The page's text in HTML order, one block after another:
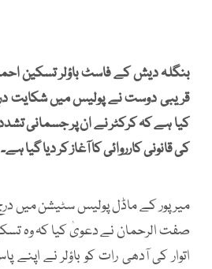
بنگلہ دیش کے فاسٹ باؤلر تسکین
قریبی دوست نے پولیس میں شکایت
کیا ہے کہ کرکٹر نے ان پر جسمانی
کی قانونی کارروائی کا آغاز کر دیا گیا ہے۔
میرپور کے ماڈل پولیس سٹیشن میں
صفت الرحمان نے دعویٰ کیا کہ وہ
اتوار کی آدھی رات کو باؤلر نے اپنے